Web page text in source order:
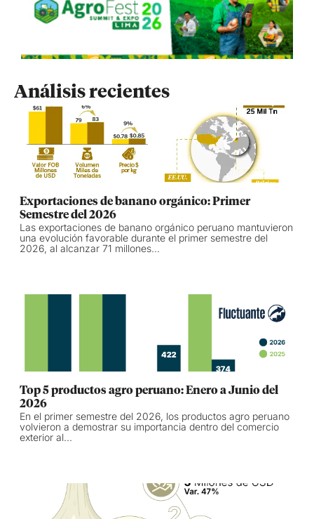
Análisis recientes
Exportaciones de banano orgánico: Primer
Semestre del 2026
Las exportaciones de banano orgánico peruano mantuvieron
una evolución favorable durante el primer semestre del
2026, al alcanzar 71 millones...
Top 5 productos agro peruano: Enero a Junio del
2026
En el primer semestre del 2026, los productos agro peruano
volvieron a demostrar su importancia dentro del comercio
exterior al...